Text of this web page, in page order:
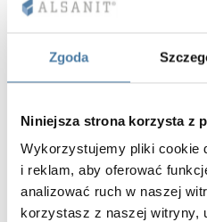
Zgoda
Niniejsza strona korzysta z
Wykorzystujemy pliki cookie
i reklam, aby oferować
analizować ruch w naszej
korzystasz z naszej witryny,